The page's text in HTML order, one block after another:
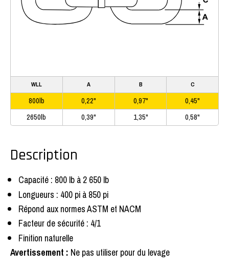
WLL
800lb
2650lb
A
0,22"
0,39"
B
0,97"
1,35"
C
0,45"
0,58"
Description
Capacité : 800 lb à 2 650 lb
Longueurs : 400 pi à 850 pi
Répond aux normes ASTM et NACM
Facteur de sécurité : 4/1
Finition naturelle
Avertissement :Ne pas utiliser pour du levage